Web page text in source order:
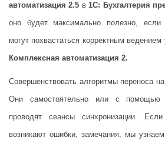
автоматизация 2.5 в1С: Бухгалтерия
оно будет максимально полезно, если
могут похвастаться корректным
Комплексная автоматизация 2.
Совершенствовать алгоритмы переноса
Они самостоятельно или с помощью
проводят сеансы синхронизации.
возникают ошибки, замечания, мы